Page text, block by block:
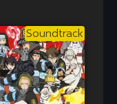
Soundtrack